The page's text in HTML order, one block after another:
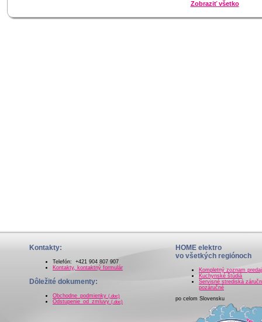
Zobraziť všetko
Kontakty:
Telefón: +421 904 807 907
Kontakty, kontaktný formulár
Dôležité dokumenty:
Obchodne_podmienky (.doc)
Odstupenie_od_zmluvy (.doc)
HOME elektro
vo všetkých regiónoch
Kompletný zoznam
Kuchynské štúdiá
Servisné strediská
pozáručné
po celom Slovensku